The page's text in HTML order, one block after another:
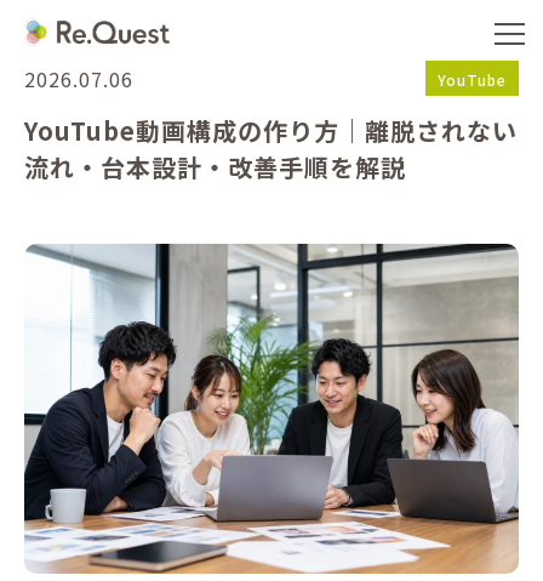
2026.07.06 YouTube
YouTube動画構成の作り方｜離脱されない
流れ・台本設計・改善手順を解説